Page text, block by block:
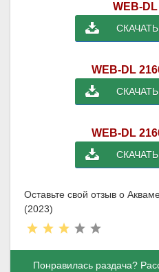
WEB-
WEB-DL
WEB-DL
Оставьте свой отзыв о
(2023)
Понравилась раздача?